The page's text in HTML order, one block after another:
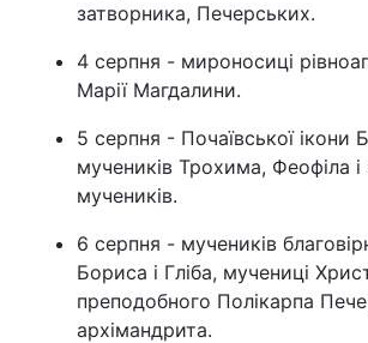
затворника, Печерських.
4 серпня - мироносиці
Марії Магдалини.
5 серпня - Почаївської ікони
мучеників Трохима, Феофіла
мучеників.
6 серпня - мучеників
Бориса і Гліба, мучениці
преподобного Полікарпа
архімандрита.